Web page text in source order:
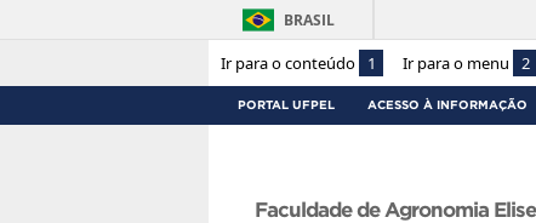
Ir para o conteúdo 1 Ir para o menu 2
BRASIL
PORTAL UFPEL ACESSO À INFORMAÇÃO
Faculdade de Agronomia